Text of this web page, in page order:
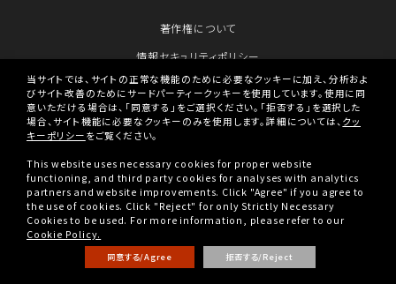
著作権について
情報セキュリティポリシー
個人情報保護のための行動指針
個人情報の取り扱いについて
BBIX人権ポリシー
税務戦略
古物営業法に基づく表示
Copyright © BBIX, Inc. All rights reserved.
当サイトでは、サイトの正常な機能のために必要なクッキーに加え、分析およ
びサイト改善のためにサードパーティークッキーを使用しています。使用に同
意いただける場合は、「同意する」をご選択ください。「拒否する」を選択した
場合、サイト機能に必要なクッキーのみを使用します。詳細については、 クッ
キーポリシー をご覧ください。
This website uses necessary cookies for proper website
functioning, and third party cookies for analyses with analytics
partners and website improvements. Click "Agree" if you agree to
the use of cookies. Click "Reject" for only Strictly Necessary
Cookies to be used. For more information, please refer to our
Cookie Policy.
同意する/Agree 拒否する/Reject